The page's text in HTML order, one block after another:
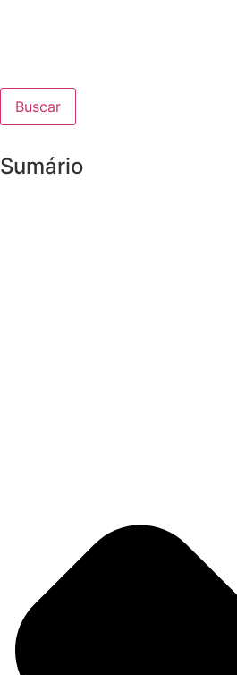
Buscar
Sumário